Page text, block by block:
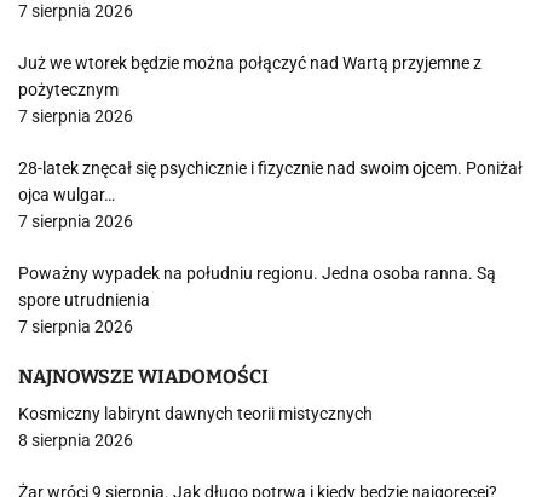
7 sierpnia 2026
Już we wtorek będzie można połączyć nad Wartą przyjemne z
pożytecznym
7 sierpnia 2026
28-latek znęcał się psychicznie i fizycznie nad swoim ojcem. Poniżał
ojca wulgar…
7 sierpnia 2026
Poważny wypadek na południu regionu. Jedna osoba ranna. Są
spore utrudnienia
7 sierpnia 2026
NAJNOWSZE WIADOMOŚCI
Kosmiczny labirynt dawnych teorii mistycznych
8 sierpnia 2026
Żar wróci 9 sierpnia. Jak długo potrwa i kiedy będzie najgoręcej?